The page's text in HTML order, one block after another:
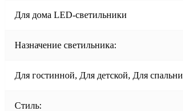
Для дома LED-светильники
Назначение светильника:
Для гостинной, Для детской, Для спальни
Стиль: